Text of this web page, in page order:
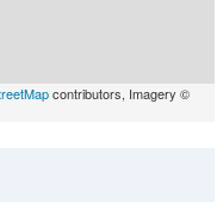
contributors, Imagery ©